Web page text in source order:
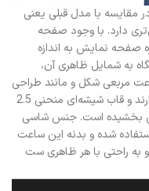
ردمی واچ 2 لایت در مقایسه با مدل قبلی یعنی
دارد. با وجود صفحه
صفحه نمایش به اندازه
نگاه به شمایل ظاهری آن،
مربعی شکل و مانند طراحی
اپل واچ است، گوشه‌های آن حالت منحنی دارند و قاب شیشه‌ای منحنی 2.5
خاصی به این ساعت 35 گرمی بخشیده است. جنس شاسی
شده و بدنه این ساعت
راحتی با هر ظاهری ست